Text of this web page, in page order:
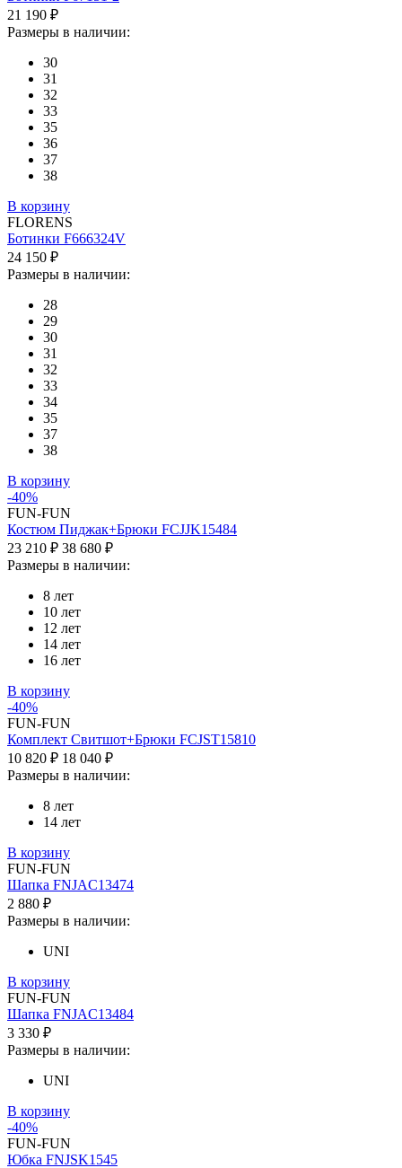
21 190 ₽
Размеры в наличии:
30
31
32
33
35
36
37
38
В корзину
FLORENS
Ботинки F666324V
24 150 ₽
Размеры в наличии:
28
29
30
31
32
33
34
35
37
38
В корзину
-40%
FUN-FUN
Костюм Пиджак+Брюки FCJJK15484
23 210 ₽ 38 680 ₽
Размеры в наличии:
8 лет
10 лет
12 лет
14 лет
16 лет
В корзину
-40%
FUN-FUN
Комплект Свитшот+Брюки FCJST15810
10 820 ₽ 18 040 ₽
Размеры в наличии:
8 лет
14 лет
В корзину
FUN-FUN
Шапка FNJAC13474
2 880 ₽
Размеры в наличии:
UNI
В корзину
FUN-FUN
Шапка FNJAC13484
3 330 ₽
Размеры в наличии:
UNI
В корзину
-40%
FUN-FUN
Юбка FNJSK1545